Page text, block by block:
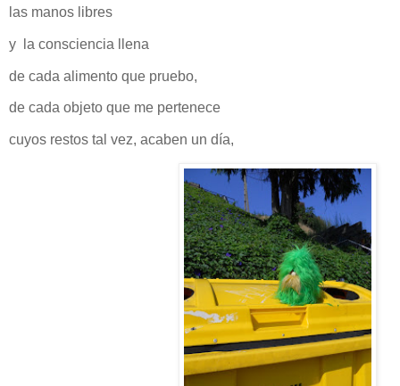
las manos libres
y la consciencia llena
de cada alimento que pruebo,
de cada objeto que me pertenece
cuyos restos tal vez, acaben un día,